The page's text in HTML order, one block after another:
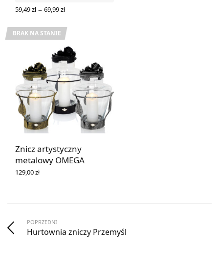
59,49zł – 69,99złZakres
do
69,99 zł
BRAK NA STANIE
Znicz artystyczny
metalowy OMEGA
129,00zł
POPRZEDNI
Hurtownia zniczy Przemyśl